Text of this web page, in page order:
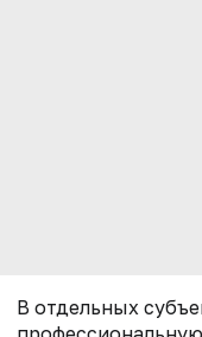
В отдельных